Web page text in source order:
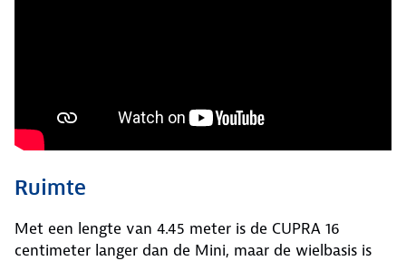
Ruimte
Met een lengte van 4.45 meter is de CUPRA 16
centimeter langer dan de Mini, maar de wielbasis is